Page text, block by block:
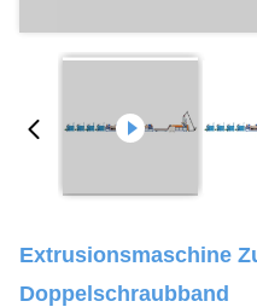
Extrusionsmaschine
Doppelschraubband